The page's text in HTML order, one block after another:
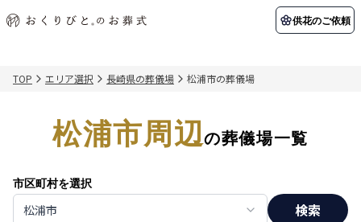
供花のご依頼
初めての方へ 納棺の儀とは？
アフターサポート
関東エリア
千葉県
お客様の声
供花のご依頼
TOP エリア選択 長崎県の葬儀場 松浦市の葬儀場
松浦市周辺の葬儀場一覧
市区町村を選択
松浦市 検索